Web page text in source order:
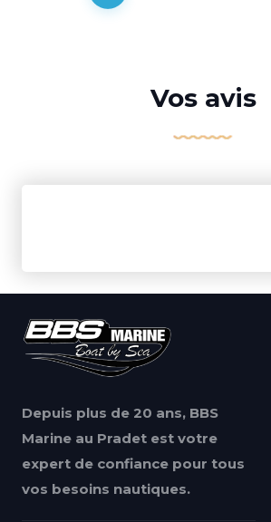
Vos avis
Depuis plus de 20 ans, BBS
Marine au Pradet est votre
expert de confiance pour tous
vos besoins nautiques.